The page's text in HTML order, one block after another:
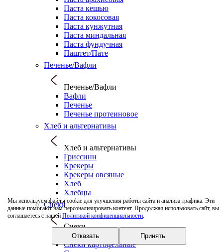
Мы используем файлы cookie для улучшения работы сайта и анализа трафика. Эти
данные помогают нам персонализировать контент. Продолжая использовать сайт, вы
соглашаетесь с нашей Политикой конфиденциальности.
Отказать Принять
Паста кешью
Паста кокосовая
Паста кунжутная
Паста миндальная
Паста фундучная
Паштет/Пате
Печенье/Вафли
Печенье/Вафли
Вафли
Печенье
Печенье протеиновое
Хлеб и альтернативы
Хлеб и альтернативы
Гриссини
Крекеры
Крекеры овсяные
Хлеб
Хлебцы
Снеки
Снеки
Попкорн
Снеки картофельные